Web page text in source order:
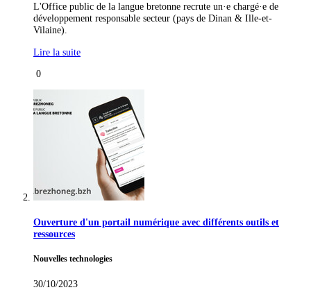
L'Office public de la langue bretonne recrute un·e chargé·e de
développement responsable secteur (pays de Dinan & Ille-et-
Vilaine).
Lire la suite
0
Ouverture d'un portail numérique avec différents outils et
ressources
Nouvelles technologies
30/10/2023